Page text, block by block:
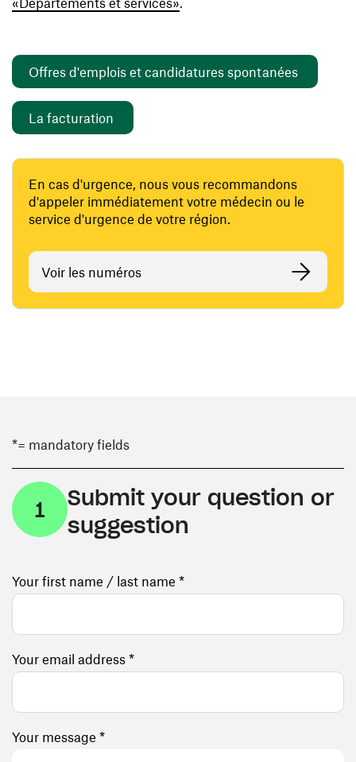
Offres d'emplois et candidatures spontanées
La facturation
En cas d'urgence, nous vous recommandons
d'appeler immédiatement votre médecin ou le
service d'urgence de votre région.
Voir les numéros
*= mandatory fields
1
Submit your question or
suggestion
Your first name / last name *
Your email address *
Your message *